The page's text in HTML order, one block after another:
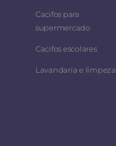
Cacifos para
supermercado
Cacifos escolares
Lavandaria e limpeza